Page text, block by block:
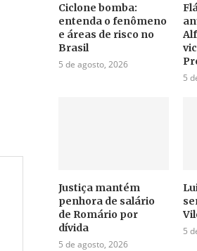
Ciclone bomba:
entenda o fenômeno
e áreas de risco no
Brasil
5 de agosto, 2026
5
Justiça mantém
penhora de salário
de Romário por
dívida
5 de agosto, 2026
5